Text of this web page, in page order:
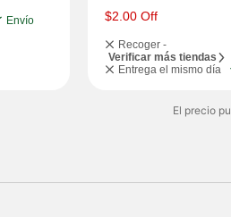
Envío
s
$2.00 Off
Recoger -
Verificar más tiendas
Entrega el mismo día
El precio